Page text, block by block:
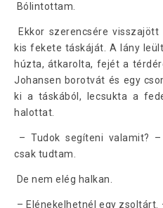
Bólintottam.
Ekkor szerencsére
kis fekete táskáját. A lány
húzta, átkarolta, fejét a
Johansen borotvát és egy
ki a táskából, lecsukta a
halottat.
– Tudok segíteni valamit?
csak tudtam.
De nem elég halkan.
– Elénekelhetnél egy